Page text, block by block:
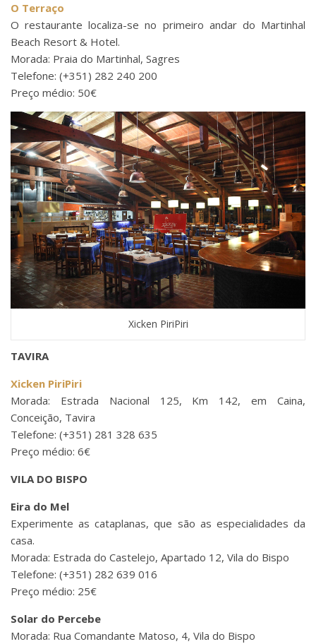
O Terraço
O restaurante localiza-se no primeiro andar do Martinhal
Beach Resort & Hotel.
Morada: Praia do Martinhal, Sagres
Telefone: (+351) 282 240 200
Preço médio: 50€
Xicken PiriPiri
TAVIRA
Xicken PiriPiri
Morada: Estrada Nacional 125, Km 142, em Caina,
Conceição, Tavira
Telefone: (+351) 281 328 635
Preço médio: 6€
VILA DO BISPO
Eira do Mel
Experimente as cataplanas, que são as especialidades da
casa.
Morada: Estrada do Castelejo, Apartado 12, Vila do Bispo
Telefone: (+351) 282 639 016
Preço médio: 25€
Solar do Percebe
Morada: Rua Comandante Matoso, 4, Vila do Bispo